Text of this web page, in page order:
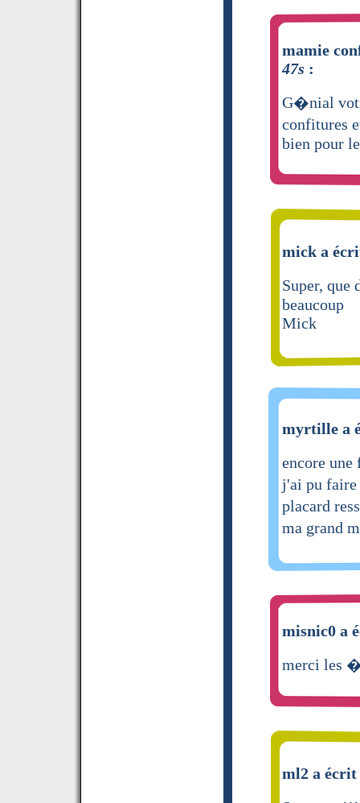
mamie
47s :
G�nial
confitures
bien pour
mick a
Super,
beaucoup
Mick
myrtille a
encore
j'ai pu
placard
ma grand
misnic0 a
merci les
ml2 a